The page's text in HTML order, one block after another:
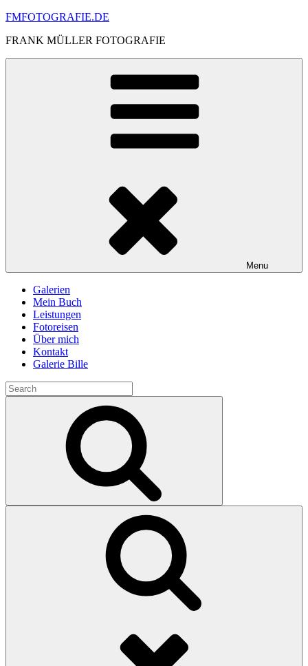
Skip
content
FMFOTOGRAFIE.DE
FRANK MÜLLER FOTOGRAFIE
Menu
Galerien
Mein Buch
Leistungen
Fotoreisen
Über mich
Kontakt
Galerie Bille
Search
for: